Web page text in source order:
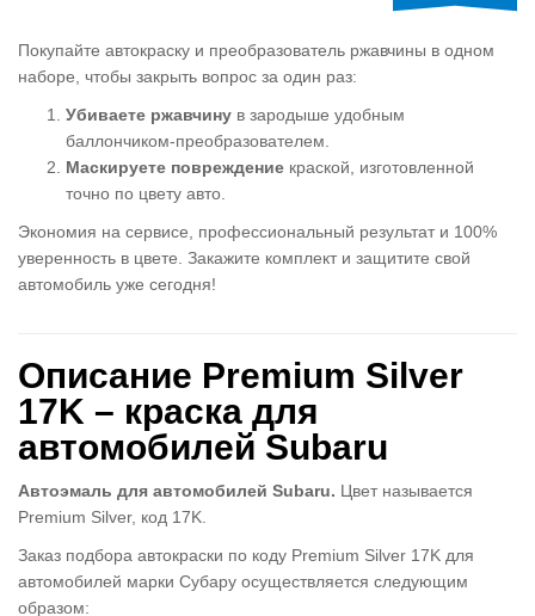
Покупайте автокраску и преобразователь ржавчины в одном
наборе, чтобы закрыть вопрос за один раз:
Убиваете ржавчину в зародыше удобным
баллончиком-преобразователем.
Маскируете повреждение краской, изготовленной
точно по цвету авто.
Экономия на сервисе, профессиональный результат и 100%
уверенность в цвете. Закажите комплект и защитите свой
автомобиль уже сегодня!
Описание Premium Silver
17K – краска для
автомобилей Subaru
Автоэмаль для автомобилей Subaru. Цвет называется
Premium Silver, код 17K.
Заказ подбора автокраски по коду Premium Silver 17K для
автомобилей марки Субару осуществляется следующим
образом: